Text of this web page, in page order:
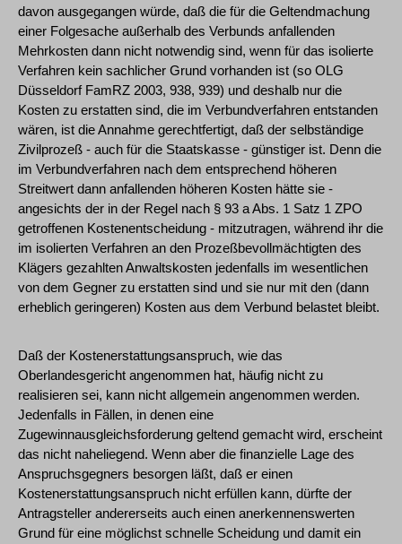
davon ausgegangen würde, daß die für die Geltendmachung
einer Folgesache außerhalb des Verbunds anfallenden
Mehrkosten dann nicht notwendig sind, wenn für das isolierte
Verfahren kein sachlicher Grund vorhanden ist (so OLG
Düsseldorf FamRZ 2003, 938, 939) und deshalb nur die
Kosten zu erstatten sind, die im Verbundverfahren entstanden
wären, ist die Annahme gerechtfertigt, daß der selbständige
Zivilprozeß - auch für die Staatskasse - günstiger ist. Denn die
im Verbundverfahren nach dem entsprechend höheren
Streitwert dann anfallenden höheren Kosten hätte sie -
angesichts der in der Regel nach § 93 a Abs. 1 Satz 1 ZPO
getroffenen Kostenentscheidung - mitzutragen, während ihr die
im isolierten Verfahren an den Prozeßbevollmächtigten des
Klägers gezahlten Anwaltskosten jedenfalls im wesentlichen
von dem Gegner zu erstatten sind und sie nur mit den (dann
erheblich geringeren) Kosten aus dem Verbund belastet bleibt.
Daß der Kostenerstattungsanspruch, wie das
Oberlandesgericht angenommen hat, häufig nicht zu
realisieren sei, kann nicht allgemein angenommen werden.
Jedenfalls in Fällen, in denen eine
Zugewinnausgleichsforderung geltend gemacht wird, erscheint
das nicht naheliegend. Wenn aber die finanzielle Lage des
Anspruchsgegners besorgen läßt, daß er einen
Kostenerstattungsanspruch nicht erfüllen kann, dürfte der
Antragsteller andererseits auch einen anerkennenswerten
Grund für eine möglichst schnelle Scheidung und damit ein